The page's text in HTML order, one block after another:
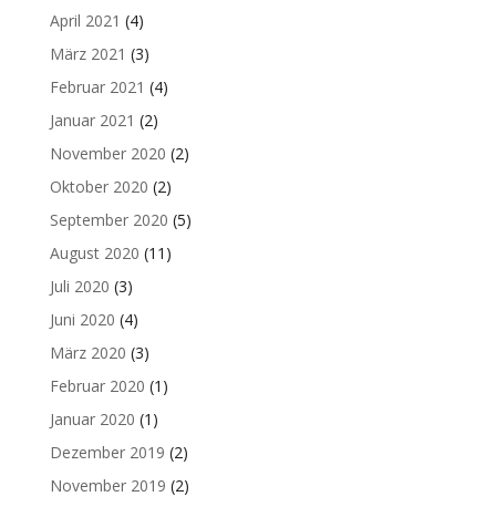
April 2021 (4)
März 2021 (3)
Februar 2021 (4)
Januar 2021 (2)
November 2020 (2)
Oktober 2020 (2)
September 2020 (5)
August 2020 (11)
Juli 2020 (3)
Juni 2020 (4)
März 2020 (3)
Februar 2020 (1)
Januar 2020 (1)
Dezember 2019 (2)
November 2019 (2)